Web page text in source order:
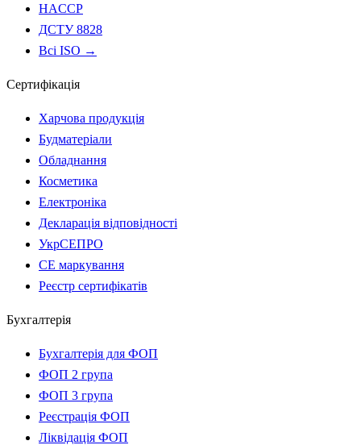
HACCP
ДСТУ 8828
Всі ISO →
Сертифікація
Харчова продукція
Будматеріали
Обладнання
Косметика
Електроніка
Декларація відповідності
УкрСЕПРО
CE маркування
Реєстр сертифікатів
Бухгалтерія
Бухгалтерія для ФОП
ФОП 2 група
ФОП 3 група
Реєстрація ФОП
Ліквідація ФОП